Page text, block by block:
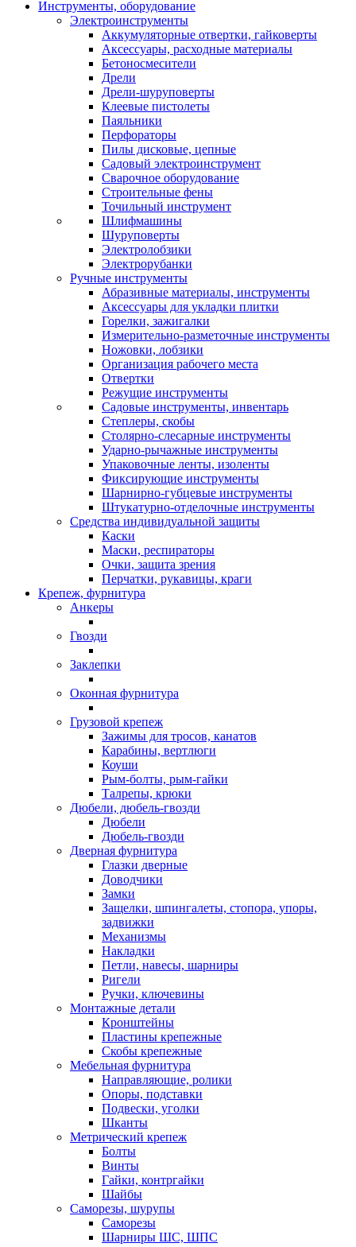
Инструменты, оборудование
Электроинструменты
Аккумуляторные отвертки, гайковерты
Аксессуары, расходные материалы
Бетоносмесители
Дрели
Дрели-шуруповерты
Клеевые пистолеты
Паяльники
Перфораторы
Пилы дисковые, цепные
Садовый электроинструмент
Сварочное оборудование
Строительные фены
Точильный инструмент
Шлифмашины
Шуруповерты
Электролобзики
Электрорубанки
Ручные инструменты
Абразивные материалы, инструменты
Аксессуары для укладки плитки
Горелки, зажигалки
Измерительно-разметочные инструменты
Ножовки, лобзики
Организация рабочего места
Отвертки
Режущие инструменты
Садовые инструменты, инвентарь
Степлеры, скобы
Столярно-слесарные инструменты
Ударно-рычажные инструменты
Упаковочные ленты, изоленты
Фиксирующие инструменты
Шарнирно-губцевые инструменты
Штукатурно-отделочные инструменты
Средства индивидуальной защиты
Каски
Маски, респираторы
Очки, защита зрения
Перчатки, рукавицы, краги
Крепеж, фурнитура
Анкеры
Гвозди
Заклепки
Оконная фурнитура
Грузовой крепеж
Зажимы для тросов, канатов
Карабины, вертлюги
Коуши
Рым-болты, рым-гайки
Талрепы, крюки
Дюбели, дюбель-гвозди
Дюбели
Дюбель-гвозди
Дверная фурнитура
Глазки дверные
Доводчики
Замки
Защелки, шпингалеты, стопора, упоры,
задвижки
Механизмы
Накладки
Петли, навесы, шарниры
Ригели
Ручки, ключевины
Монтажные детали
Кронштейны
Пластины крепежные
Скобы крепежные
Мебельная фурнитура
Направляющие, ролики
Опоры, подставки
Подвески, уголки
Шканты
Метрический крепеж
Болты
Винты
Гайки, контргайки
Шайбы
Саморезы, шурупы
Саморезы
Шарниры ШС, ШПС